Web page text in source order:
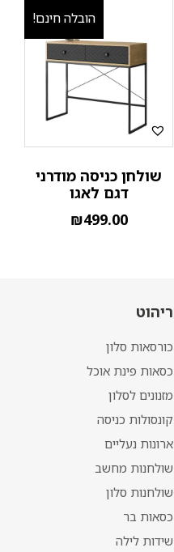
הובלה חינם!
שולחן כניסה מודרני
דגם לאגו
₪499.00
ריהוט
כורסאות סלון
כסאות פינת אוכל
מזנונים לסלון
קונסולות כניסה
ארונות נעליים
שולחנות מחשב
שולחנות סלון
כסאות בר
שידות לילה